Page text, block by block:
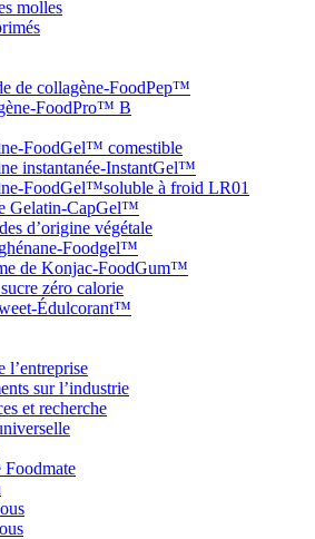
molles
de collagène-FoodPep™
FoodPro™ B
FoodGel™ comestible
instantanée-InstantGel™
FoodGel™soluble à froid LR01
Gelatin-CapGel™
d’origine végétale
Foodgel™
de Konjac-FoodGum™
zéro calorie
Édulcorant™
l’entreprise
sur l’industrie
et recherche
Foodmate